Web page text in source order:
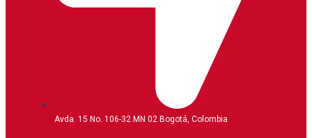
Avda. 15 No. 106-32 MN 02 Bogotá, Colombia